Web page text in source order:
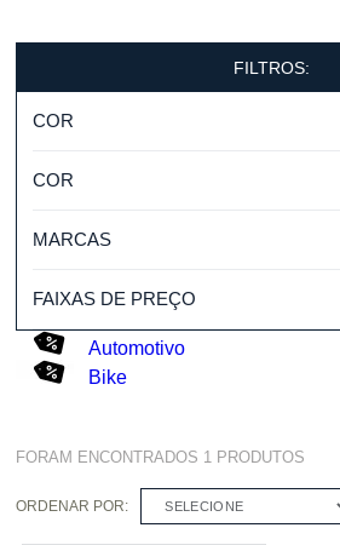
FILTROS:
COR
COR
MARCAS
FAIXAS DE PREÇO
Automotivo
Bike
FORAM ENCONTRADOS 1 PRODUTOS
ORDENAR POR: SELECIONE